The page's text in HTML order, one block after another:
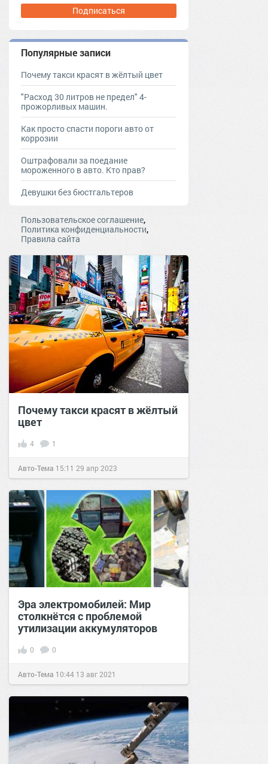
Подписаться
Популярные записи
Почему такси красят в жёлтый цвет
"Расход 30 литров не предел" 4-
прожорливых машин.
Как просто спасти пороги авто от
коррозии
Оштрафовали за поедание
мороженного в авто. Кто прав?
Девушки без бюстгальтеров
Пользовательское соглашение,
Политика конфиденциальности,
Правила сайта
Почему такси красят в жёлтый
цвет
4 1
Авто-Тема 15:11 29 апр 2023
Эра электромобилей: Мир
столкнётся с проблемой
утилизации аккумуляторов
0 0
Авто-Тема 10:44 13 авг 2021